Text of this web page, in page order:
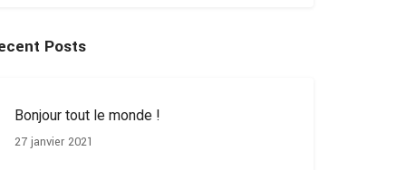
Posts
Bonjour tout le monde !
27 janvier 2021